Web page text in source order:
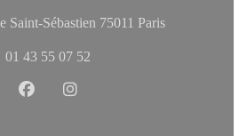
Saint-Sébastien 75011 Paris((apre una
01 43 55 07 52
Facebook ((apre una nuova